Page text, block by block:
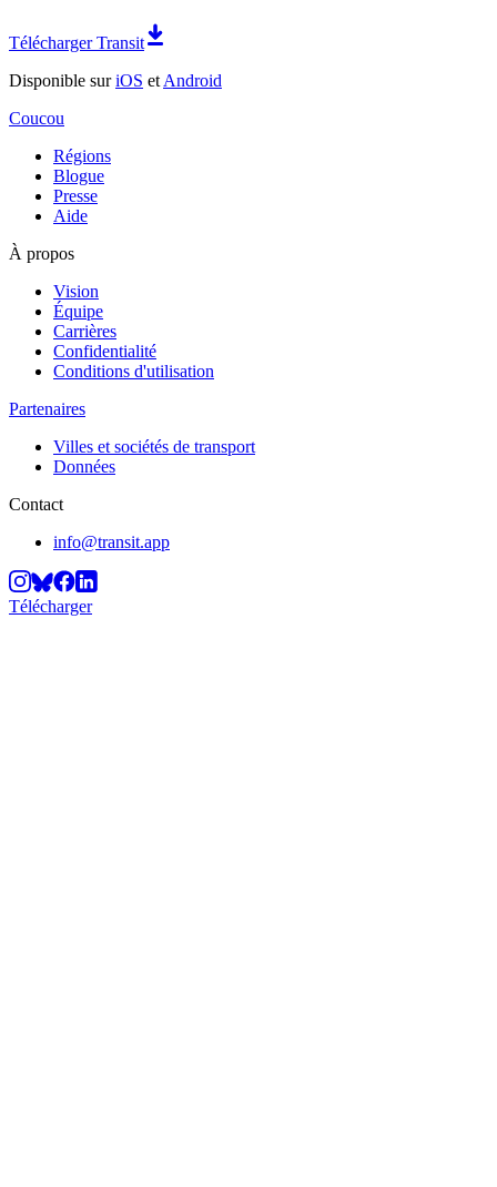
Télécharger Transit
Disponible suriOS et Android
Coucou
Régions
Blogue
Presse
Aide
À propos
Vision
Équipe
Carrières
Confidentialité
Conditions d'utilisation
Partenaires
Villes et sociétés de transport
Données
Contact
info@transit.app
Télécharger